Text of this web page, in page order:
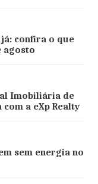
confira o que
agosto
Imobiliária de
a eXp Realty
sem energia no